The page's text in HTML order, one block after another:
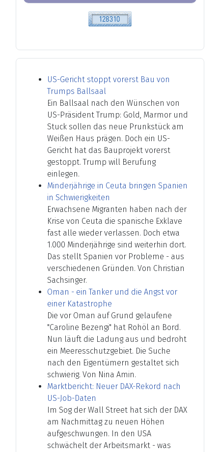
US-Gericht stoppt vorerst Bau von
Trumps Ballsaal
Ein Ballsaal nach den Wünschen von
US-Präsident Trump: Gold, Marmor und
Stuck sollen das neue Prunkstück am
Weißen Haus prägen. Doch ein US-
Gericht hat das Bauprojekt vorerst
gestoppt. Trump will Berufung
einlegen.
Minderjährige in Ceuta bringen Spanien
in Schwierigkeiten
Erwachsene Migranten haben nach der
Krise von Ceuta die spanische Exklave
fast alle wieder verlassen. Doch etwa
1.000 Minderjährige sind weiterhin dort.
Das stellt Spanien vor Probleme - aus
verschiedenen Gründen. Von Christian
Sachsinger.
Oman - ein Tanker und die Angst vor
einer Katastrophe
Die vor Oman auf Grund gelaufene
"Caroline Bezengi" hat Rohöl an Bord.
Nun läuft die Ladung aus und bedroht
ein Meeresschutzgebiet. Die Suche
nach den Eigentümern gestaltet sich
schwierig. Von Nina Amin.
Marktbericht: Neuer DAX-Rekord nach
US-Job-Daten
Im Sog der Wall Street hat sich der DAX
am Nachmittag zu neuen Höhen
aufgeschwungen. In den USA
schwächelt der Arbeitsmarkt - was